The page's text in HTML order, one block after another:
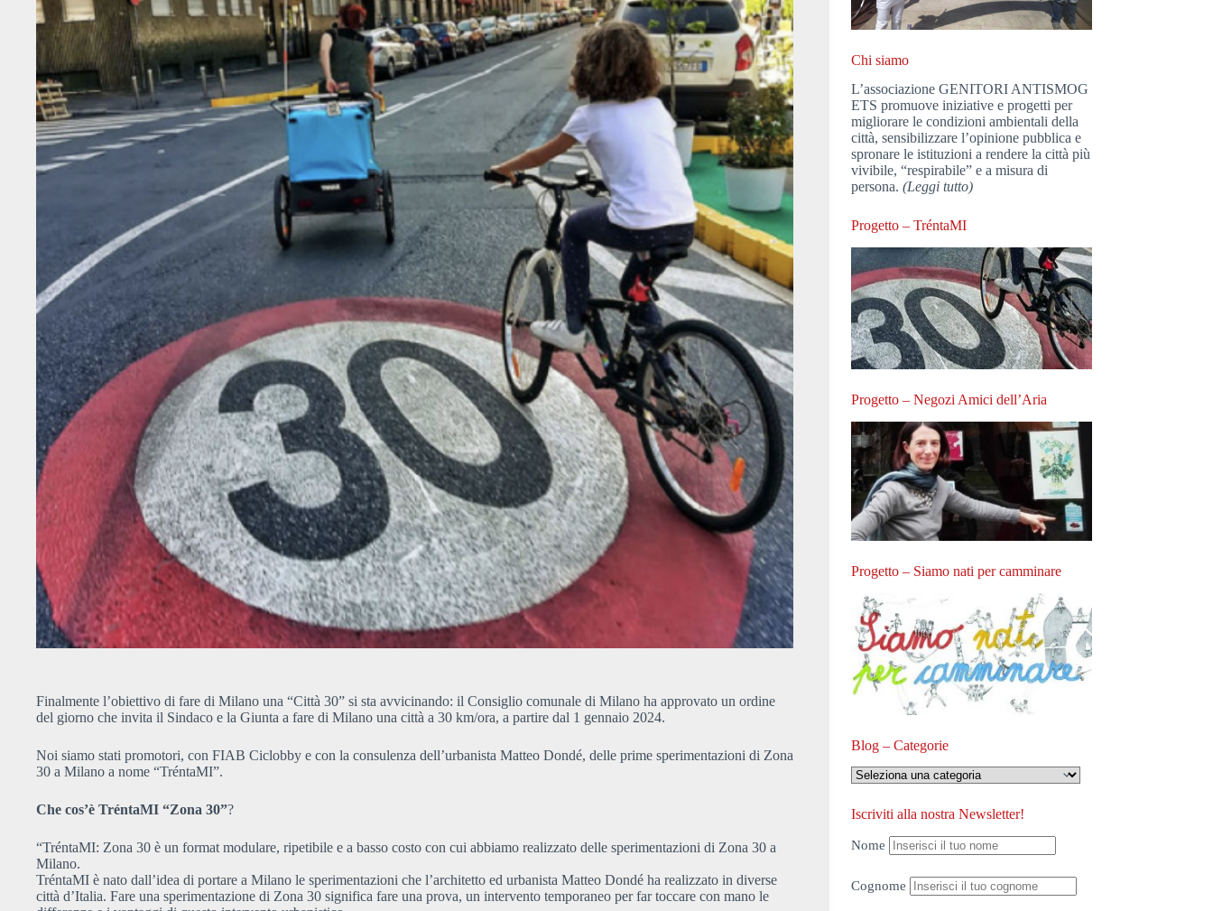
Finalmente l’obiettivo di fare di Milano una “Città 30” si sta avvicinando: il Consiglio comunale di Milano ha approvato un ordine
del giorno che invita il Sindaco e la Giunta a fare di Milano una città a 30 km/ora, a partire dal 1 gennaio 2024.
Noi siamo stati promotori, con FIAB Ciclobby e con la consulenza dell’urbanista Matteo Dondé, delle prime sperimentazioni di Zona
30 a Milano a nome “TréntaMI”.
Che cos’è TréntaMI “Zona 30”?
“TréntaMI: Zona 30 è un format modulare, ripetibile e a basso costo con cui abbiamo realizzato delle sperimentazioni di Zona 30 a
Milano.
TréntaMI è nato dall’idea di portare a Milano le sperimentazioni che l’architetto ed urbanista Matteo Dondé ha realizzato in diverse
città d’Italia. Fare una sperimentazione di Zona 30 significa fare una prova, un intervento temporaneo per far toccare con mano le
Chi siamo
L’associazione GENITORI ANTISMOG
ETS promuove iniziative e progetti per
migliorare le condizioni ambientali della
città, sensibilizzare l’opinione pubblica e
spronare le istituzioni a rendere la città più
vivibile, “respirabile” e a misura di
persona.(Leggi tutto)
Progetto – TréntaMI
Progetto – Negozi Amici dell’Aria
Progetto – Siamo nati per camminare
Blog – Categorie
Blog
–
Iscriviti alla nostra Newsletter!
Nome
Cognome